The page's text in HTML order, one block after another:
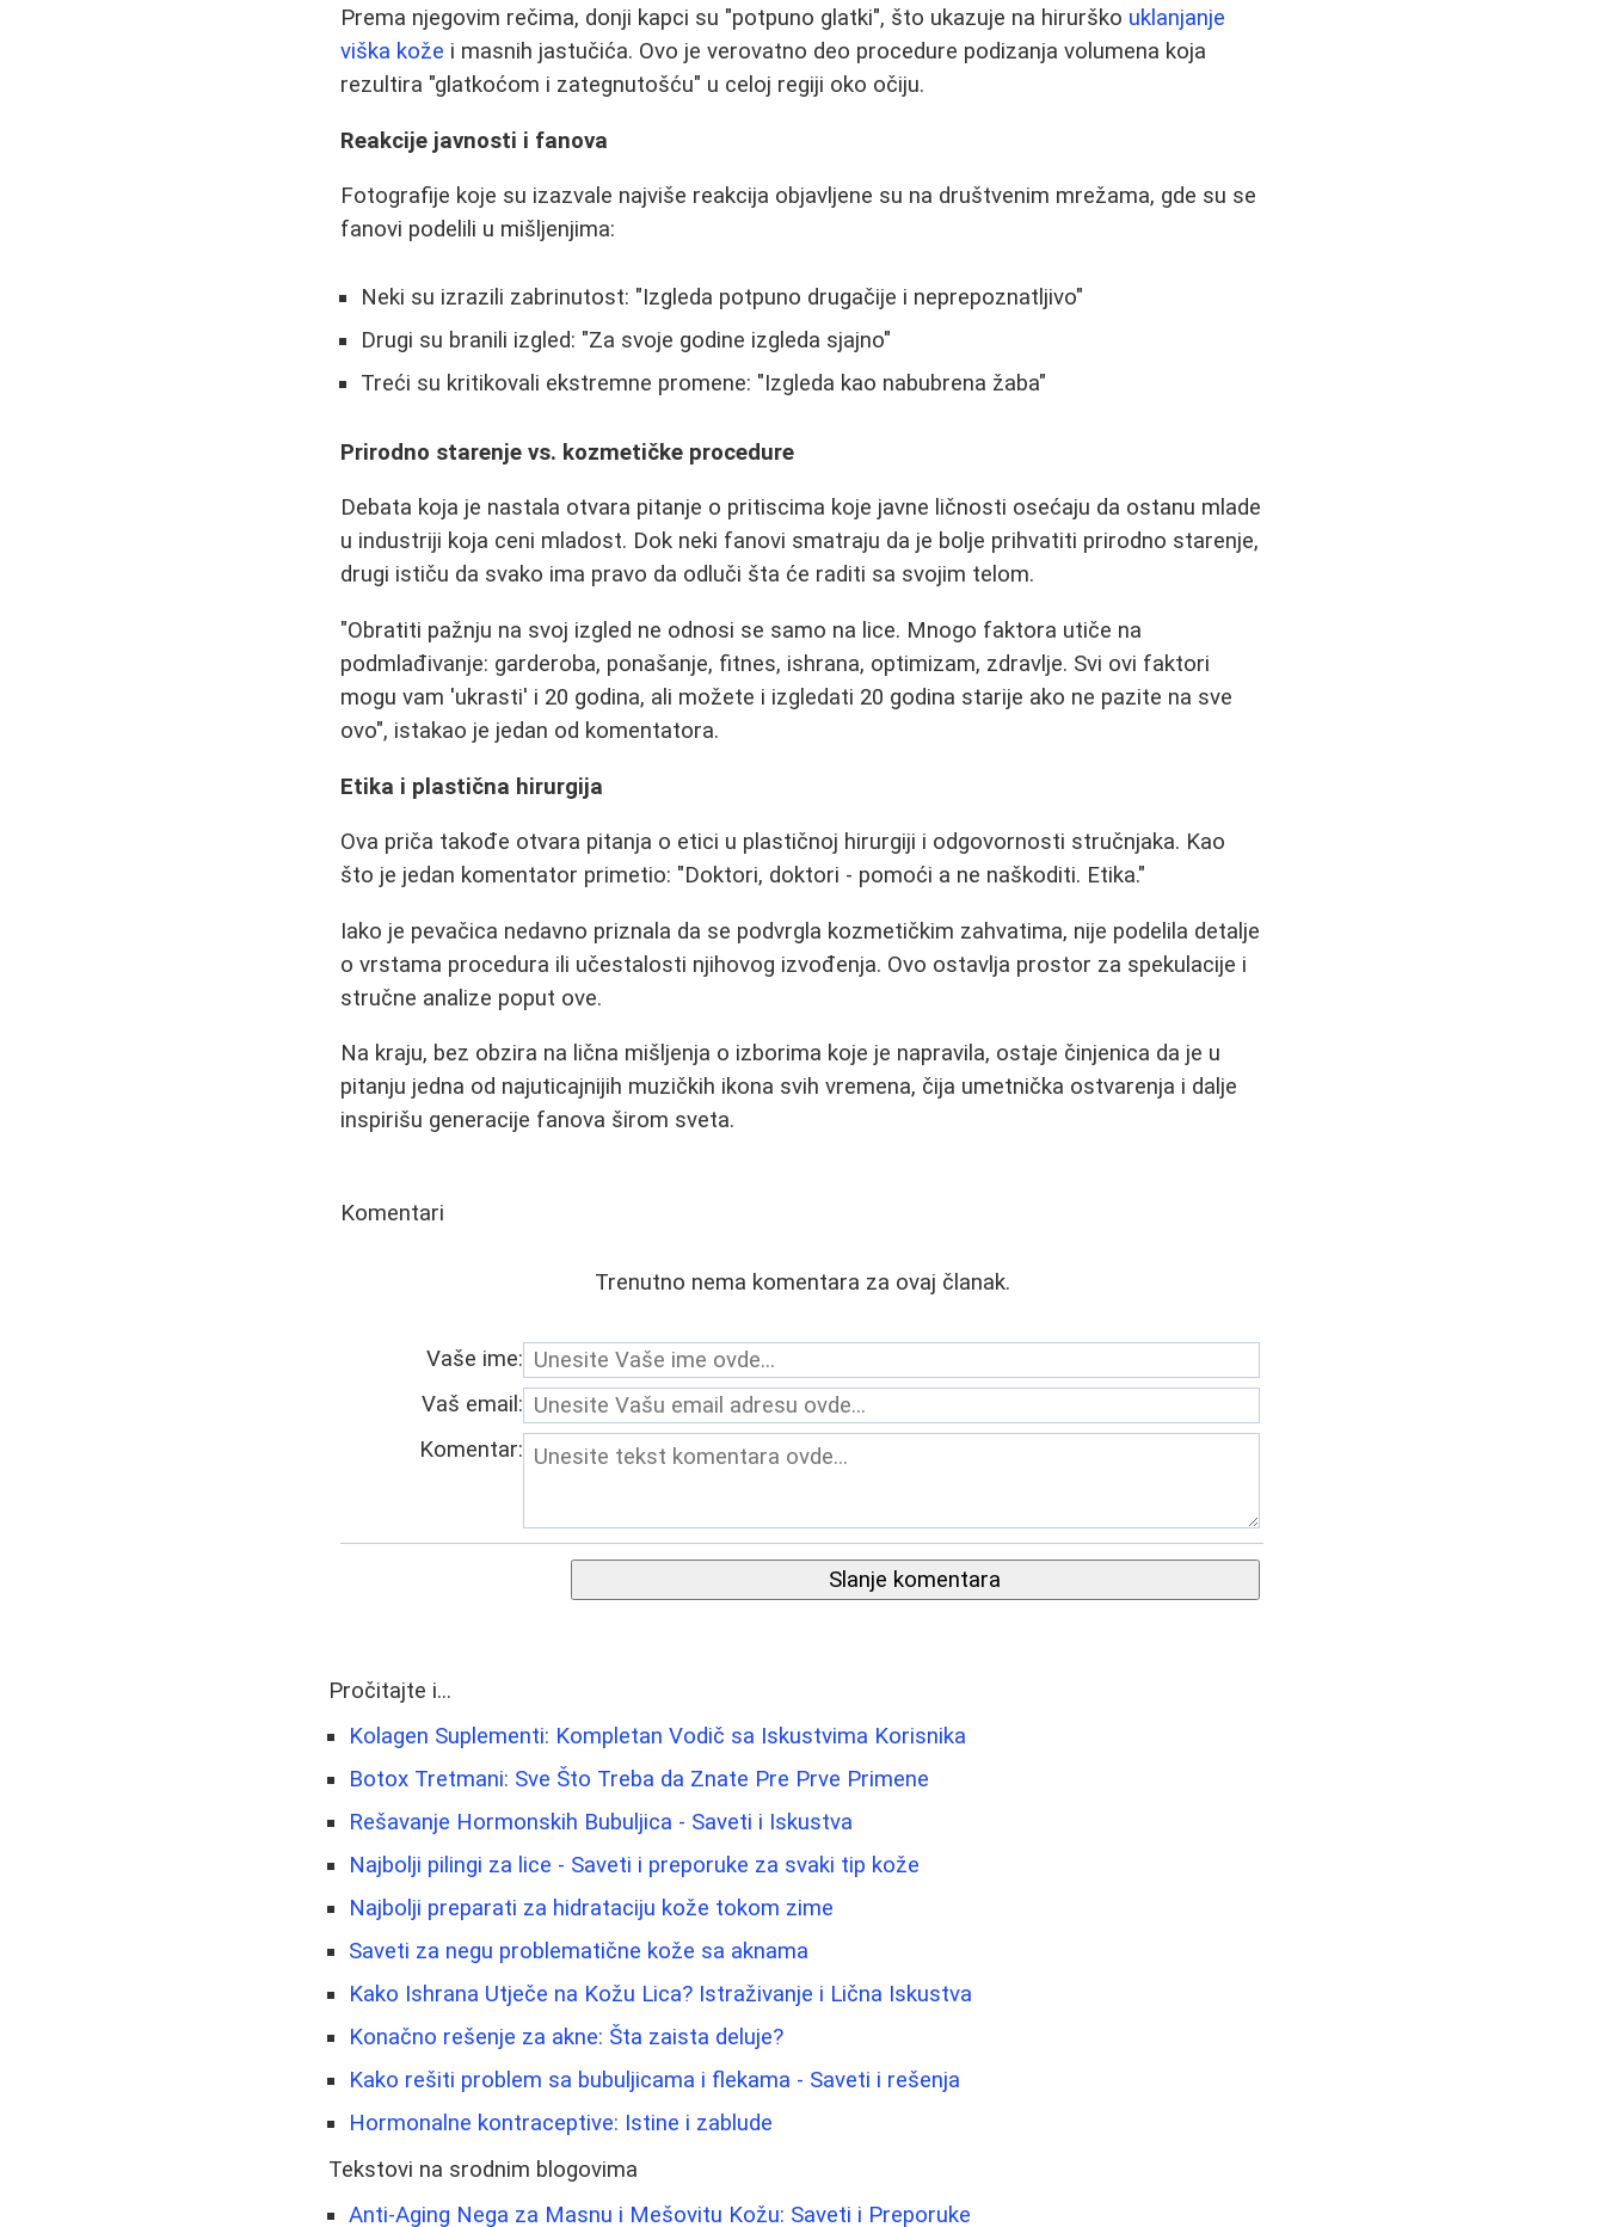
Prema njegovim rečima, donji kapci su "potpuno glatki", što ukazuje na hirurško uklanjanje
viška kože i masnih jastučića. Ovo je verovatno deo procedure podizanja volumena koja
rezultira "glatkoćom i zategnutošću" u celoj regiji oko očiju.
Reakcije javnosti i fanova
Fotografije koje su izazvale najviše reakcija objavljene su na društvenim mrežama, gde su se
fanovi podelili u mišljenjima:
Neki su izrazili zabrinutost: "Izgleda potpuno drugačije i neprepoznatljivo"
Drugi su branili izgled: "Za svoje godine izgleda sjajno"
Treći su kritikovali ekstremne promene: "Izgleda kao nabubrena žaba"
Prirodno starenje vs. kozmetičke procedure
Debata koja je nastala otvara pitanje o pritiscima koje javne ličnosti osećaju da ostanu mlade
u industriji koja ceni mladost. Dok neki fanovi smatraju da je bolje prihvatiti prirodno starenje,
drugi ističu da svako ima pravo da odluči šta će raditi sa svojim telom.
"Obratiti pažnju na svoj izgled ne odnosi se samo na lice. Mnogo faktora utiče na
podmlađivanje: garderoba, ponašanje, fitnes, ishrana, optimizam, zdravlje. Svi ovi faktori
mogu vam 'ukrasti' i 20 godina, ali možete i izgledati 20 godina starije ako ne pazite na sve
ovo", istakao je jedan od komentatora.
Etika i plastična hirurgija
Ova priča takođe otvara pitanja o etici u plastičnoj hirurgiji i odgovornosti stručnjaka. Kao
što je jedan komentator primetio: "Doktori, doktori - pomoći a ne naškoditi. Etika."
Iako je pevačica nedavno priznala da se podvrgla kozmetičkim zahvatima, nije podelila detalje
o vrstama procedura ili učestalosti njihovog izvođenja. Ovo ostavlja prostor za spekulacije i
stručne analize poput ove.
Na kraju, bez obzira na lična mišljenja o izborima koje je napravila, ostaje činjenica da je u
pitanju jedna od najuticajnijih muzičkih ikona svih vremena, čija umetnička ostvarenja i dalje
inspirišu generacije fanova širom sveta.
Komentari
Trenutno nema komentara za ovaj članak.
Vaše ime:
Vaš email:
Komentar:
Slanje komentara
Pročitajte i...
Kolagen Suplementi: Kompletan Vodič sa Iskustvima Korisnika
Botox Tretmani: Sve Što Treba da Znate Pre Prve Primene
Rešavanje Hormonskih Bubuljica - Saveti i Iskustva
Najbolji pilingi za lice - Saveti i preporuke za svaki tip kože
Najbolji preparati za hidrataciju kože tokom zime
Saveti za negu problematične kože sa aknama
Kako Ishrana Utječe na Kožu Lica? Istraživanje i Lična Iskustva
Konačno rešenje za akne: Šta zaista deluje?
Kako rešiti problem sa bubuljicama i flekama - Saveti i rešenja
Hormonalne kontraceptive: Istine i zablude
Tekstovi na srodnim blogovima
Anti-Aging Nega za Masnu i Mešovitu Kožu: Saveti i Preporuke